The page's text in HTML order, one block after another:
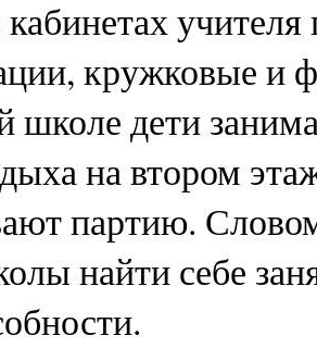
кружковые и
школе дети
на втором
партию.
найти себе